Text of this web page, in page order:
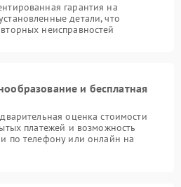
гарантия на
детали, что
неисправностей
и бесплатная
оценка стоимости
платежей и возможность
по телефону или онлайн на